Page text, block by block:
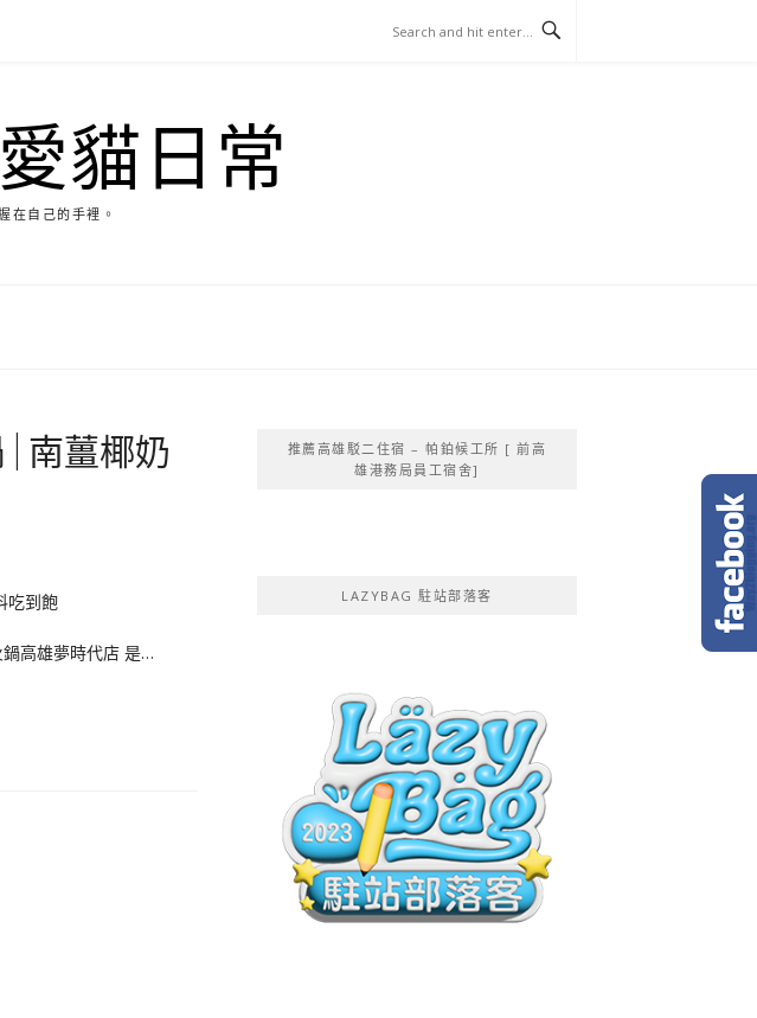
貓日常
在自己的手裡。
南薑椰奶
高雄夢時代店 是…
推薦高雄駁二住宿 – 帕鉑候工所 [ 前高
雄港務局員工宿舍]
LAZYBAG 駐站部落客